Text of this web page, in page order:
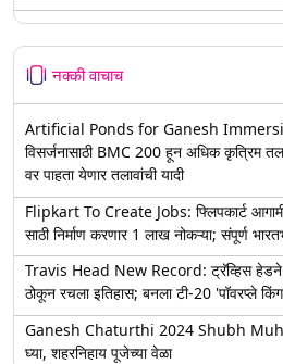
नक्की वाचाच
Artificial Ponds for Ganesh
विसर्जनासाठी BMC 200 हून अधिक कृत्रिम
वर पाहता येणार तलावांची यादी
Flipkart To Create Jobs: फ्लिपकार्ट
साठी निर्माण करणार 1 लाख नोकऱ्या; संपूर्ण
Travis Head New Record: ट्रॅव्हिस
ठोकून रचला इतिहास; बनला टी-20 'पॉवरप्ले
Ganesh Chaturthi 2024 Shubh
घ्या, शहरनिहाय पूजेच्या वेळा